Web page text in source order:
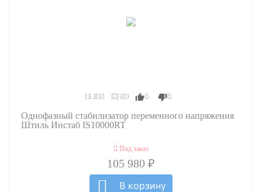
(3.83) (0) 0 0
Однофазный стабилизатор переменного напряжения
Штиль Инстаб IS10000RT
Под заказ
105 980 ₽
В корзину